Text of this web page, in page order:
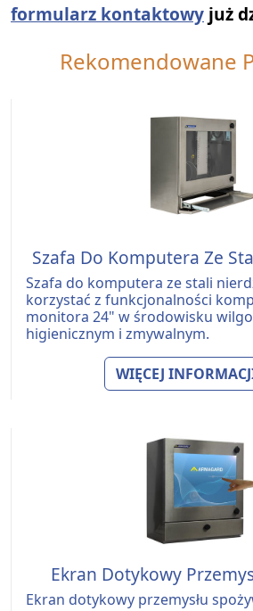
formularz kontaktowy już
Rekomendowane
Szafa Do Komputera Ze
Szafa do komputera ze stali
korzystać z funkcjonalności
monitora 24" w środowisku
higienicznym i zmywalnym.
WIĘCEJ
Ekran Dotykowy
Ekran dotykowy przemysłu